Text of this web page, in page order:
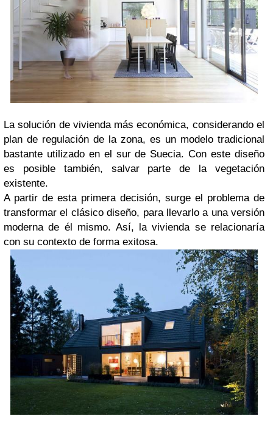
La solución de vivienda más económica, considerando el
plan de regulación de la zona, es un modelo tradicional
bastante utilizado en el sur de Suecia. Con este diseño
es posible también, salvar parte de la vegetación
existente.
A partir de esta primera decisión, surge el problema de
transformar el clásico diseño, para llevarlo a una versión
moderna de él mismo. Así, la vivienda se relacionaría
con su contexto de forma exitosa.